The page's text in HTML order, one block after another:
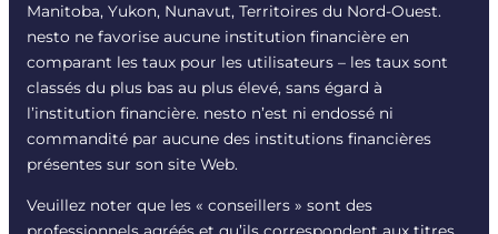
Manitoba, Yukon, Nunavut, Territoires du Nord-Ouest.
nesto ne favorise aucune institution financière en
comparant les taux pour les utilisateurs – les taux sont
classés du plus bas au plus élevé, sans égard à
l’institution financière. nesto n’est ni endossé ni
commandité par aucune des institutions financières
présentes sur son site Web.
Veuillez noter que les « conseillers » sont des
professionnels agréés et qu’ils correspondent aux titres